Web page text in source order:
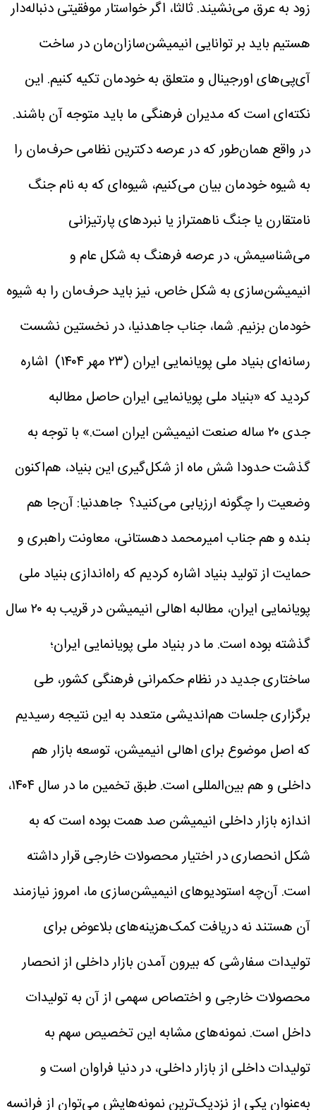
زود به عرق می‌نشیند. ثالثا، اگر خواستار موفقیتی دنباله‌دار
هستیم باید بر توانایی‌ انیمیشن‌سازان‌مان در ساخت
آی‌پی‌های اورجینال و متعلق به خودمان تکیه کنیم. این
نکته‌ای است که مدیران فرهنگی ما باید متوجه آن باشند.
در واقع همان‌طور که در عرصه دکترین نظامی حرف‌مان را
به شیوه خودمان بیان می‌کنیم، شیوه‌ای که به نام جنگ
نامتقارن یا جنگ ناهمتراز یا نبردهای پارتیزانی
می‌شناسیمش، در عرصه فرهنگ به شکل عام و
انیمیشن‌سازی به شکل خاص، نیز باید حرف‌مان را به شیوه
خودمان بزنیم. شما، جناب جاهدنیا، در نخستین نشست
رسانه‌ای بنیاد ملی پویانمایی ایران (۲۳ مهر ۱۴۰۴) اشاره
کردید که «بنیاد ملی پویانمایی ایران حاصل مطالبه
جدی ۲۰ ساله صنعت انیمیشن ایران است.» با توجه به
گذشت حدودا شش ماه از شکل‌گیری این بنیاد، هم‌اکنون
وضعیت را چگونه ارزیابی می‌کنید؟‌ جاهدنیا: آن‌جا هم
بنده و هم جناب امیرمحمد دهستانی، معاونت راهبری و
حمایت از تولید بنیاد اشاره کردیم که راه‌اندازی بنیاد ملی
پویانمایی ایران، مطالبه اهالی انیمیشن در قریب به ۲۰ سال
گذشته بوده است. ما در بنیاد ملی پویانمایی ایران؛
ساختاری جدید در نظام حکمرانی فرهنگی کشور، طی
برگزاری جلسات هم‌اندیشی متعدد به این نتیجه رسیدیم
که اصل موضوع برای اهالی انیمیشن، توسعه بازار هم
داخلی و هم بین‌المللی است. طبق تخمین ما در سال ۱۴۰۴،
اندازه بازار داخلی انیمیشن صد همت بوده است که به
شکل انحصاری در اختیار محصولات خارجی قرار داشته
است. آن‌چه استودیوهای انیمیشن‌سازی ما، امروز نیازمند
آن هستند نه دریافت کمک‌هزینه‌های بلاعوض برای
تولیدات سفارشی که بیرون آمدن بازار داخلی از انحصار
محصولات خارجی و اختصاص سهمی از آن به تولیدات
داخل است. نمونه‌های مشابه این تخصیص سهم به
تولیدات داخلی از بازار داخلی، در دنیا فراوان است و
به‌عنوان یکی از نزدیک‌ترین نمونه‌هایش می‌توان از فرانسه